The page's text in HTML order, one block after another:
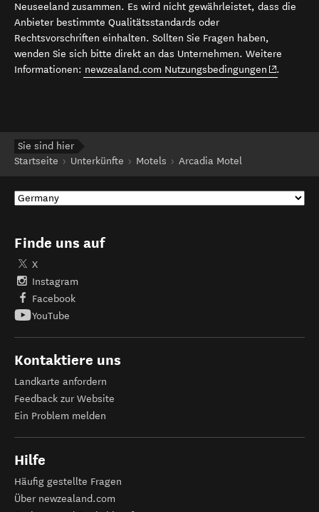
Neuseeland zusammen. Es wird nicht gewährleistet, dass die
Anbieter bestimmte Qualitätsstandards oder
Rechtsvorschriften einhalten. Sollten Sie Fragen haben,
wenden Sie sich bitte direkt an das Unternehmen. Weitere
Informationen: newzealand.com Nutzungsbedingungen (opens in
.
Sie sind hier
Startseite
Unterkünfte Motels Arcadia Motel
Finde uns auf
X
Instagram
Facebook
YouTube
Kontaktiere uns
Landkarte anfordern
Feedback zur Website
Ein Problem melden
Hilfe
Häufig gestellte Fragen
Über newzealand.com